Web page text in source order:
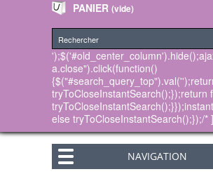
PANIER (vide)
a.close").click(function()
tryToCloseInstantSearch();});return
else tryToCloseInstantSearch();});/*
NAVIGATION